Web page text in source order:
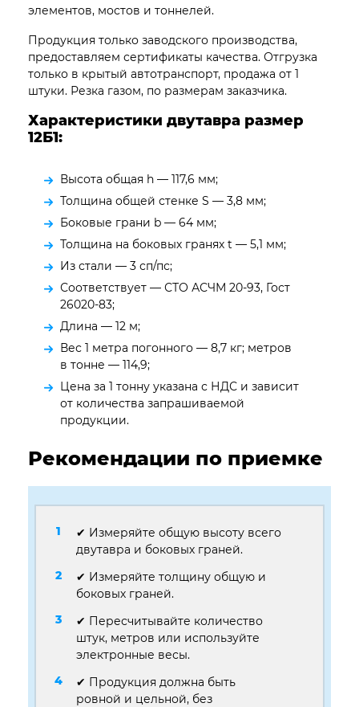
элементов, мостов и тоннелей.
Продукция только заводского производства,
предоставляем сертификаты качества. Отгрузка
только в крытый автотранспорт, продажа от 1
штуки. Резка газом, по размерам заказчика.
Характеристики двутавра размер
12Б1:
Высота общая h — 117,6 мм;
Толщина общей стенке S — 3,8 мм;
Боковые грани b — 64 мм;
Толщина на боковых гранях t — 5,1 мм;
Из стали — 3 сп/пс;
Соответствует — СТО АСЧМ 20-93, Гост
26020-83;
Длина — 12 м;
Вес 1 метра погонного — 8,7 кг; метров
в тонне — 114,9;
Цена за 1 тонну указана с НДС и зависит
от количества запрашиваемой
продукции.
Рекомендации по приемке
✔ Измеряйте общую высоту всего
двутавра и боковых граней.
✔ Измеряйте толщину общую и
боковых граней.
✔ Пересчитывайте количество
штук, метров или используйте
электронные весы.
✔ Продукция должна быть
ровной и цельной, без